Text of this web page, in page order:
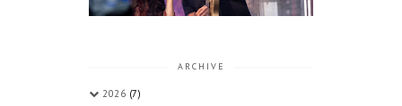
ARCHIVE
2026 (7)